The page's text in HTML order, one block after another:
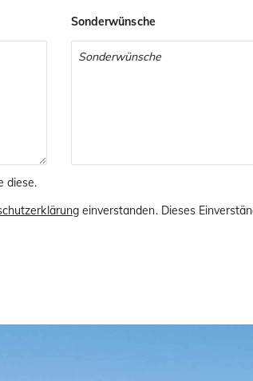
Sonderwünsche
diese.
einverstanden. Dieses